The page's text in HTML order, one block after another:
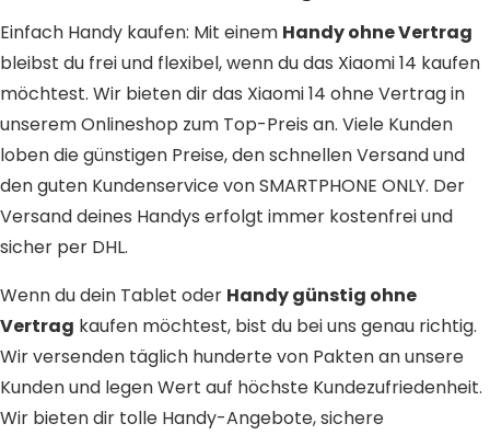
Einfach Handy kaufen: Mit einem Handy ohne Vertrag
bleibst du frei und flexibel, wenn du das Xiaomi 14 kaufen
möchtest. Wir bieten dir das Xiaomi 14 ohne Vertrag in
unserem Onlineshop zum Top-Preis an. Viele Kunden
loben die günstigen Preise, den schnellen Versand und
den guten Kundenservice von SMARTPHONE ONLY. Der
Versand deines Handys erfolgt immer kostenfrei und
sicher per DHL.
Wenn du dein Tablet oder Handy günstig ohne
Vertrag kaufen möchtest, bist du bei uns genau richtig.
Wir versenden täglich hunderte von Pakten an unsere
Kunden und legen Wert auf höchste Kundezufriedenheit.
Wir bieten dir tolle Handy-Angebote, sichere